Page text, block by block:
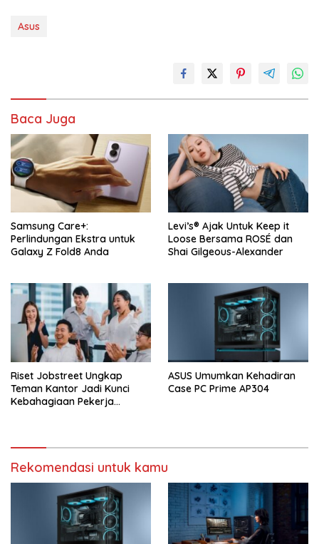
Asus
Baca Juga
Samsung Care+:
Perlindungan Ekstra untuk
Galaxy Z Fold8 Anda
Levi’s® Ajak Untuk Keep it
Loose Bersama ROSÉ dan
Shai Gilgeous-Alexander
Riset Jobstreet Ungkap
Teman Kantor Jadi Kunci
Kebahagiaan Pekerja
ASUS Umumkan Kehadiran
Case PC Prime AP304
Rekomendasi untuk kamu